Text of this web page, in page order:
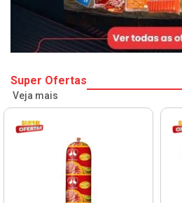
Super Ofertas
Veja mais